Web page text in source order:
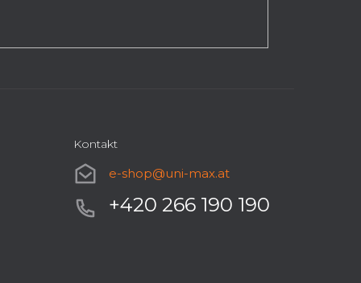
Kontakt
e-shop@uni-max.at
+420 266 190 190